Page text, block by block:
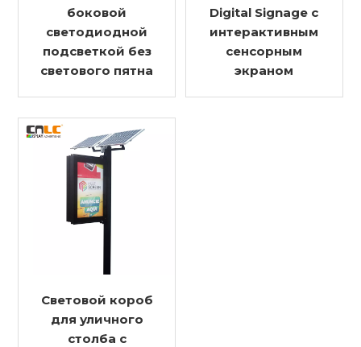
боковой
светодиодной
подсветкой без
светового пятна
Digital Signage с
интерактивным
сенсорным
экраном
Световой короб
для уличного
столба с